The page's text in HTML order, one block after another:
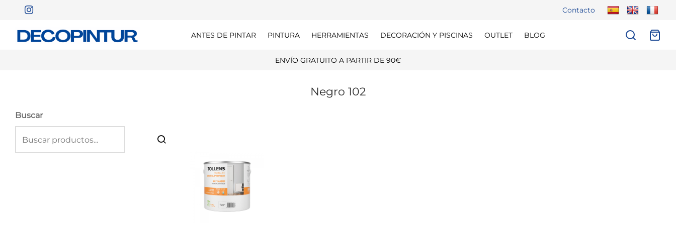
Contacto
ANTES DE PINTAR PINTURA HERRAMIENTAS DECORACIÓN Y PISCINAS OUTLET BLOG
ENVÍO GRATUITO A PARTIR DE 90€
Negro 102
Buscar